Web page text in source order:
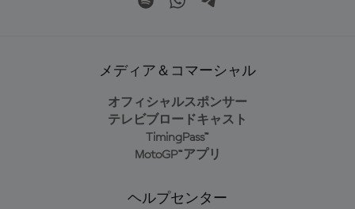
メディア＆コマーシャル
オフィシャルスポンサー
テレビブロードキャスト
TimingPass™
MotoGP™アプリ
ヘルプセンター